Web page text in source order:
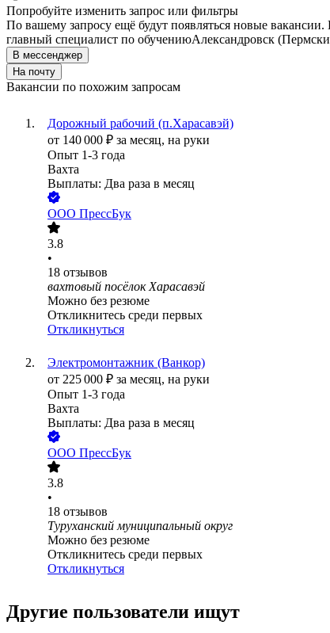
Попробуйте изменить запрос или фильтры
По вашему запросу ещё будут появляться новые
главный специалист по обучениюАлександровск
В мессенджер
На почту
Вакансии по похожим запросам
Дорожный рабочий (п.Харасавэй)
от 140 000 ₽ за месяц, на руки
Опыт 1-3 года
Вахта
Выплаты: Два раза в месяц
ООО ПрессБук
3.8
•
18 отзывов
вахтовый посёлок Харасавэй
Можно без резюме
Откликнитесь среди первых
Откликнуться
Электромонтажник (Ванкор)
от 225 000 ₽ за месяц, на руки
Опыт 1-3 года
Вахта
Выплаты: Два раза в месяц
ООО ПрессБук
3.8
•
18 отзывов
Туруханский муниципальный округ
Можно без резюме
Откликнитесь среди первых
Откликнуться
Другие пользователи ищут